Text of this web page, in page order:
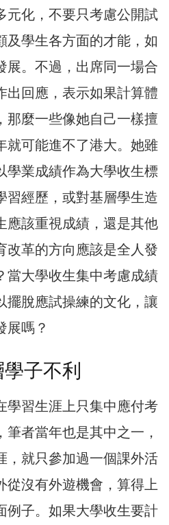
元化，不要只考慮公開試
及學生各方面的才能，如
展。不過，出席同一場合
出回應，表示如果計算體
那麼一些像她自己一樣擅
就可能進不了港大。她雖
學業成績作為大學收生標
習經歷，或對基層學生造
應該重視成績，還是其他
改革的方向應該是全人發
當大學收生集中考慮成績
擺脫應試操練的文化，讓
展嗎？
子不利
學習生涯上只集中應付考
者當年也是其中之一，
，就只參加過一個課外活
從沒有外遊機會，算得上
例子。如果大學收生要計